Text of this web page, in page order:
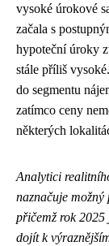
vysoké úrokové
začala s
hypoteční úroky
stále příliš
do segmentu
zatímco ceny
některých
Analytici
naznačuje možný
přičemž rok
dojít k